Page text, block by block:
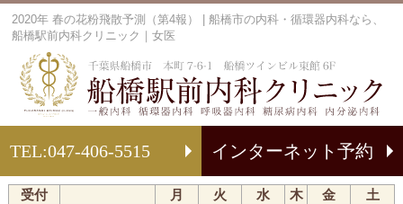
2020年 春の花粉飛散予測（第4報） | 船橋市の内科・循環器内科なら、
船橋駅前内科クリニック｜女医
TEL:047-406-5515 インターネット予約
受付 月 火 水 木 金
土